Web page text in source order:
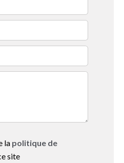
la politique de
site